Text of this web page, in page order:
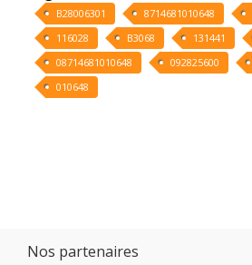
B28006301 8714681010648
116028
B3068 131441
08714681010648
092825600
010648
Nos partenaires